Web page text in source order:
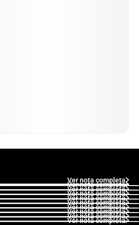
Ver nota completa
Ver nota completa
Ver nota completa
Ver nota completa
Ver nota completa
Ver nota completa
Ver nota completa
Ver nota completa
Ver nota completa
Ver nota completa